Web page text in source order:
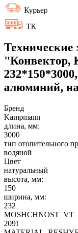
Курьер
ТК
Технические
"Конвектор,
алюминий,
Бренд
Kampmann
длина, мм:
3000
тип отопительного
водяной
Цвет
натуральный
высота, мм:
150
ширина, мм:
232
2091